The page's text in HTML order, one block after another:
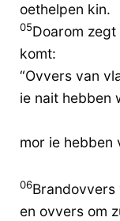
oethelpen kin.
05Doarom
komt:
“Ovvers van
ie nait hebben
mor ie hebben
06Brandovvers
en ovvers om